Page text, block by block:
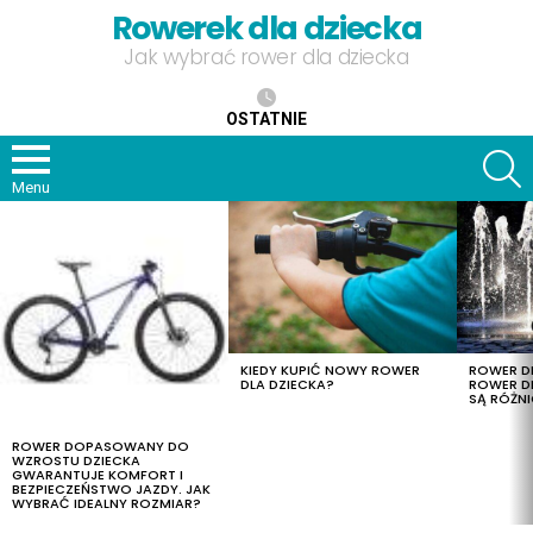
Rowerek dla dziecka
Jak wybrać rower dla dziecka
OSTATNIE
Menu
ROWER DOPASOWANY DO
WZROSTU DZIECKA
GWARANTUJE KOMFORT I
BEZPIECZEŃSTWO JAZDY. JAK
WYBRAĆ IDEALNY ROZMIAR?
KIEDY KUPIĆ NOWY ROWER
DLA DZIECKA?
ROWER
ROWER
SĄ